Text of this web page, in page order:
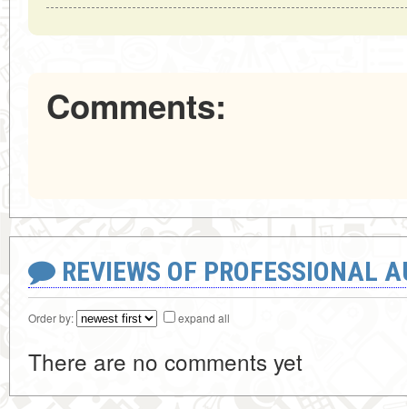
Comments:
REVIEWS OF PROFESSIONAL
Order by: expand all
There are no comments yet